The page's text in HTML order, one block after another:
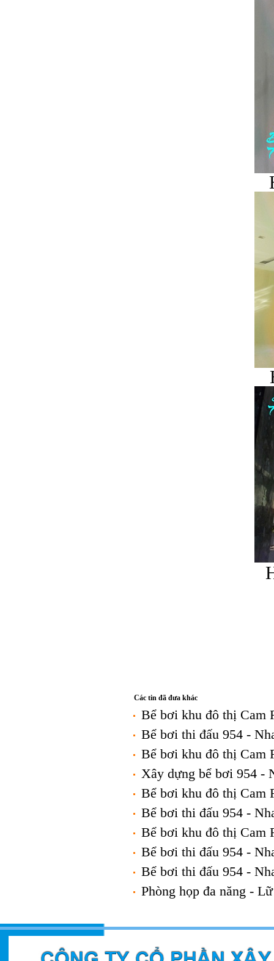
Các tin đã đưa khác
Bể bơi khu đô thị Cam
Bể bơi thi đấu 954 -
Bể bơi khu đô thị Cam
Xây dựng bể bơi 954 -
Bể bơi khu đô thị Cam
Bể bơi thi đấu 954 -
Bể bơi khu đô thị Cam
Bể bơi thi đấu 954 -
Bể bơi thi đấu 954 -
Phòng họp đa năng -